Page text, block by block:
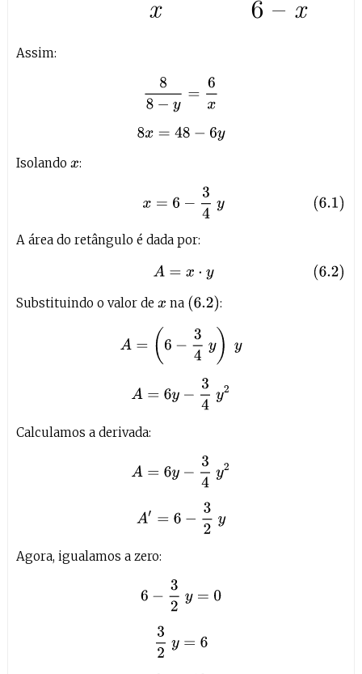
Assim:
=6 48
Isolando x:
= 4
A área do retângulo é dada por:
(6.2)A =x⋅ y
Substituindo o valor de x na (6.2) :
y =6 −3
Calculamos a derivada:
6y 4 y = 32
Agora, igualamos a zero:
=0 2 y =